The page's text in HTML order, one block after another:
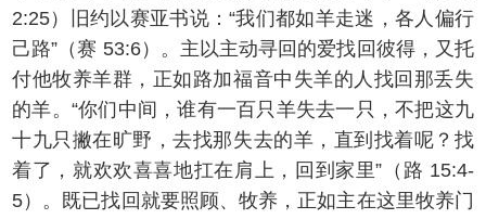
2:25）旧约以赛亚书说：“我们都如羊走迷，各人偏行
己路”（赛 53:6）。主以主动寻回的爱找回彼得，又托
付他牧养羊群，正如路加福音中失羊的人找回那丢失
的羊。“你们中间，谁有一百只羊失去一只，不把这九
十九只撇在旷野，去找那失去的羊，直到找着呢？找
着了，就欢欢喜喜地扛在肩上，回到家里”（路 15:4-
5）。既已找回就要照顾、牧养，正如主在这里牧养门